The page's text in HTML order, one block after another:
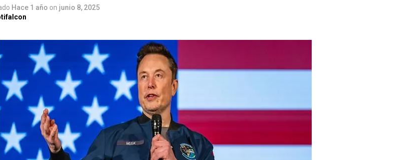
Hace 1 año on junio 8, 2025